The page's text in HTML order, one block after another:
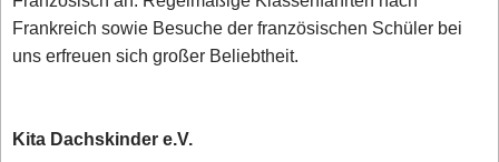
Frankreich sowie Besuche der französischen Schüler bei
uns erfreuen sich großer Beliebtheit.
Kita Dachskinder e.V.